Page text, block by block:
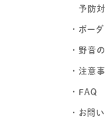
予防
ボー
野音
注意
FAQ
お問